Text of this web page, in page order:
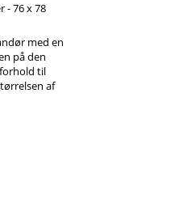
- 76 x 78
med en
på den
til
af